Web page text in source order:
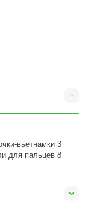
вьетнамки 3
для пальцев 8